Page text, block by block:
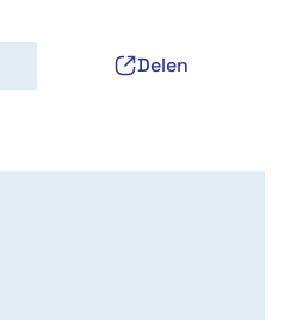
Delen